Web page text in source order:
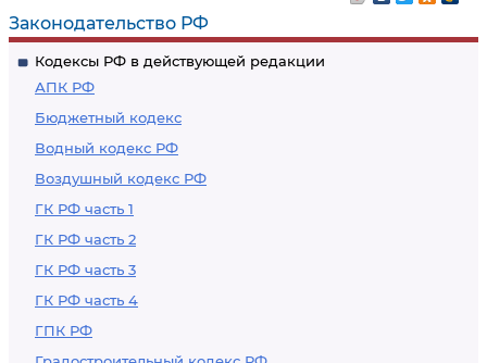
Законодательство РФ
Кодексы РФ в действующей редакции
АПК РФ
Бюджетный кодекс
Водный кодекс РФ
Воздушный кодекс РФ
ГК РФ часть 1
ГК РФ часть 2
ГК РФ часть 3
ГК РФ часть 4
ГПК РФ